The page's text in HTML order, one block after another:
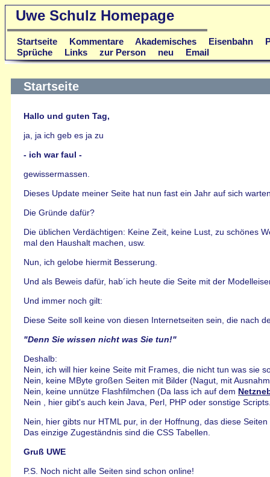
Uwe Schulz Homepage
Startseite Kommentare Akademisches Eisenbahn
Sprüche
Links zur Person neu Email
Startseite
Hallo und guten Tag,
ja, ja ich geb es ja zu
- ich war faul -
gewissermassen.
Dieses Update meiner Seite hat nun fast ein Jahr auf sich
Die Gründe dafür?
Die üblichen Verdächtigen: Keine Zeit, keine Lust, zu schönes
mal den Haushalt machen, usw.
Nun, ich gelobe hiermit Besserung.
Und als Beweis dafür, hab´ich heute die Seite mit der
Und immer noch gilt:
Diese Seite soll keine von diesen Internetseiten sein, die nach
"Denn Sie wissen nicht was Sie tun!"
Deshalb:
Nein, ich will hier keine Seite mit Frames, die nicht tun was sie
Nein, keine MByte großen Seiten mit Bilder (Nagut, mit
Nein, keine unnütze Flashfilmchen (Da lass ich auf dem
Nein , hier gibt's auch kein Java, Perl, PHP oder sonstige
Nein, hier gibts nur HTML pur, in der Hoffnung, das diese
Das einzige Zugeständnis sind die CSS Tabellen.
Gruß UWE
P.S. Noch nicht alle Seiten sind schon online!